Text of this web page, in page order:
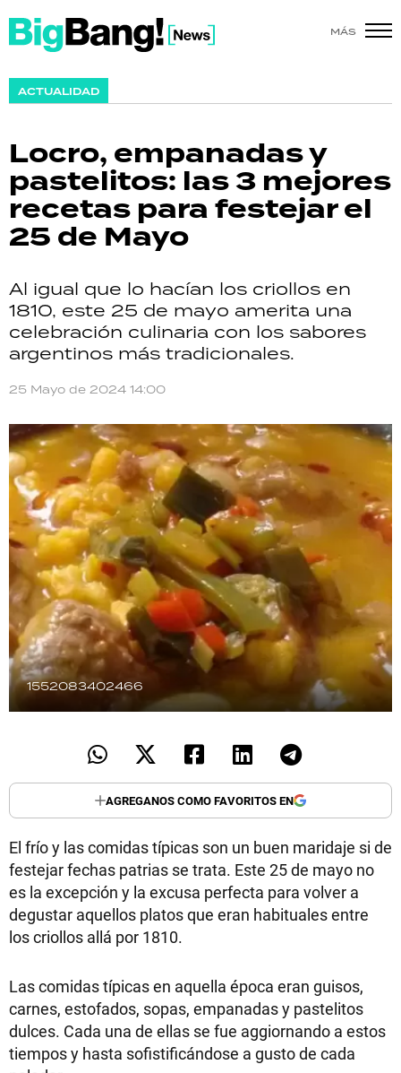
MÁS
ACTUALIDAD
Locro, empanadas y
pastelitos: las 3 mejores
recetas para festejar el
25 de Mayo
Al igual que lo hacían los criollos en
1810, este 25 de mayo amerita una
celebración culinaria con los sabores
argentinos más tradicionales.
25 Mayo de 2024 14:00
1552083402466
AGREGANOS COMO FAVORITOS EN
El frío y las comidas típicas son un buen maridaje si de
festejar fechas patrias se trata. Este 25 de mayo no
es la excepción y la excusa perfecta para volver a
degustar aquellos platos que eran habituales entre
los criollos allá por 1810.
Las comidas típicas en aquella época eran guisos,
carnes, estofados, sopas, empanadas y pastelitos
dulces. Cada una de ellas se fue aggiornando a estos
tiempos y hasta sofistificándose a gusto de cada
SHOW
ACTUALIDAD
POLICIALES
ECONOMÍA
GRAN HERMANO
SALUD
DEPORTES
TECNOLOGÍA
RECETAS
PALABRAS
HORÓSCOPO
Seguinos